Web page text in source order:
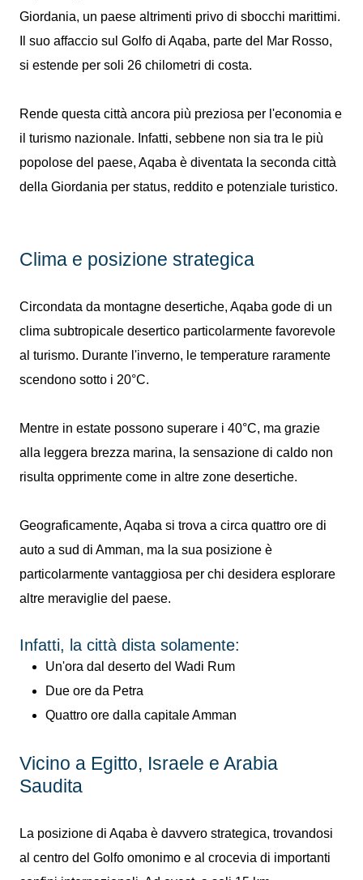
Giordania, un paese altrimenti privo di sbocchi marittimi.
Il suo affaccio sul Golfo di Aqaba, parte del Mar Rosso,
si estende per soli 26 chilometri di costa.
Rende questa città ancora più preziosa per l'economia e
il turismo nazionale. Infatti, sebbene non sia tra le più
popolose del paese, Aqaba è diventata la seconda città
della Giordania per status, reddito e potenziale turistico.
Clima e posizione strategica
Circondata da montagne desertiche, Aqaba gode di un
clima subtropicale desertico particolarmente favorevole
al turismo. Durante l'inverno, le temperature raramente
scendono sotto i 20°C.
Mentre in estate possono superare i 40°C, ma grazie
alla leggera brezza marina, la sensazione di caldo non
risulta opprimente come in altre zone desertiche.
Geograficamente, Aqaba si trova a circa quattro ore di
auto a sud di Amman, ma la sua posizione è
particolarmente vantaggiosa per chi desidera esplorare
altre meraviglie del paese.
Infatti, la città dista solamente:
Un'ora dal deserto del Wadi Rum
Due ore da Petra
Quattro ore dalla capitale Amman
Vicino a Egitto, Israele e Arabia
Saudita
La posizione di Aqaba è davvero strategica, trovandosi
al centro del Golfo omonimo e al crocevia di importanti